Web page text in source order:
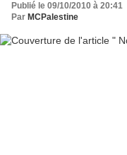
Publié le 09/10/2010 à 20:41
Par MCPalestine